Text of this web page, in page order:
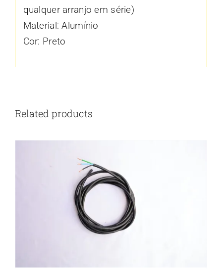
qualquer arranjo em série)
Material: Alumínio
Cor: Preto
Related products